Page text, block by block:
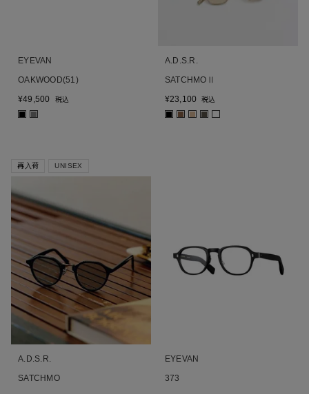
EYEVAN
OAKWOOD(51)
¥49,500 税込
A.D.S.R.
SATCHMOⅡ
¥23,100 税込
再入荷 UNISEX
A.D.S.R.
SATCHMO
EYEVAN
373